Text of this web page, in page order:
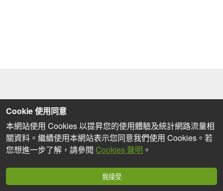
Cookie 使用同意
本網站使用 Cookies 以提昇您的使用體驗及統計網路流量相
關資料。繼續使用本網站表示您同意我們使用 Cookies。若
您想進一步了解，請參閱 Cookies 聲明 。
我接受